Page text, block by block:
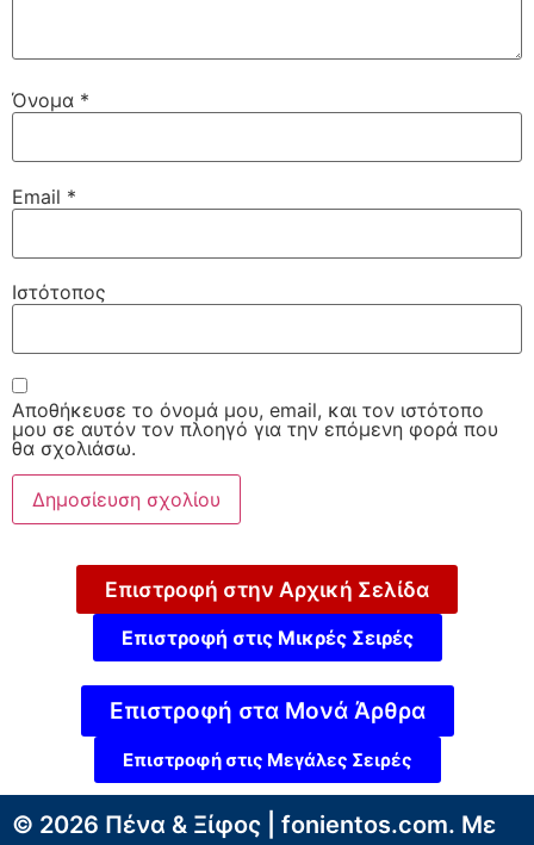
Όνομα *
Email *
Ιστότοπος
Αποθήκευσε το όνομά μου, email, και τον ιστότοπο
μου σε αυτόν τον πλοηγό για την επόμενη φορά που
θα σχολιάσω.
Επιστροφή στην Αρχική Σελίδα
Επιστροφή στις Μικρές Σειρές
Επιστροφή στα Μονά Άρθρα
Επιστροφή στις Μεγάλες Σειρές
© 2026 Πένα & Ξίφος | fonientos.com. Με